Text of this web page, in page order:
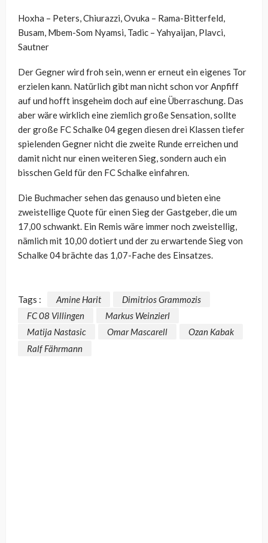
Hoxha – Peters, Chiurazzi, Ovuka – Rama-Bitterfeld,
Busam, Mbem-Som Nyamsi, Tadic – Yahyaijan, Plavci,
Sautner
Der Gegner wird froh sein, wenn er erneut ein eigenes Tor
erzielen kann. Natürlich gibt man nicht schon vor Anpfiff
auf und hofft insgeheim doch auf eine Überraschung. Das
aber wäre wirklich eine ziemlich große Sensation, sollte
der große FC Schalke 04 gegen diesen drei Klassen tiefer
spielenden Gegner nicht die zweite Runde erreichen und
damit nicht nur einen weiteren Sieg, sondern auch ein
bisschen Geld für den FC Schalke einfahren.
Die Buchmacher sehen das genauso und bieten eine
zweistellige Quote für einen Sieg der Gastgeber, die um
17,00 schwankt. Ein Remis wäre immer noch zweistellig,
nämlich mit 10,00 dotiert und der zu erwartende Sieg von
Schalke 04 brächte das 1,07-Fache des Einsatzes.
Tags : Amine Harit
Dimitrios Grammozis
FC 08 Villingen
Markus Weinzierl
Matija Nastasic
Omar Mascarell
Ozan Kabak
Ralf Fährmann